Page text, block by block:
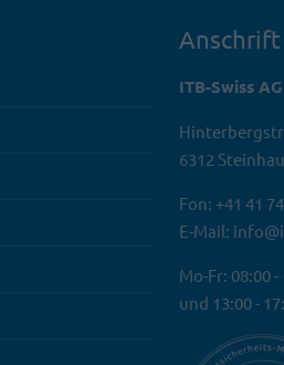
ITB-Swiss AG
6312
Fon: +41 41
E-Mail:
Mo-Fr: 08:00 -
und 13:00 -